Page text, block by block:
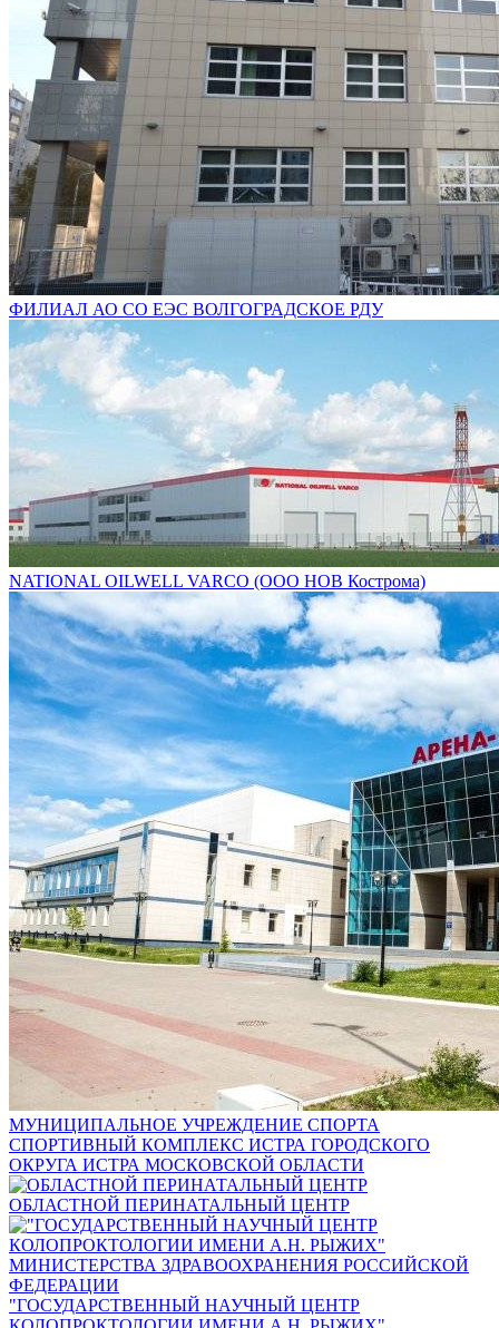
ФИЛИАЛ АО СО ЕЭС ВОЛГОГРАДСКОЕ РДУ
NATIONAL OILWELL VARCO (ООО НОВ Кострома)
МУНИЦИПАЛЬНОЕ УЧРЕЖДЕНИЕ СПОРТА
СПОРТИВНЫЙ КОМПЛЕКС ИСТРА ГОРОДСКОГО
ОКРУГА ИСТРА МОСКОВСКОЙ ОБЛАСТИ
ОБЛАСТНОЙ ПЕРИНАТАЛЬНЫЙ ЦЕНТР
"ГОСУДАРСТВЕННЫЙ НАУЧНЫЙ ЦЕНТР